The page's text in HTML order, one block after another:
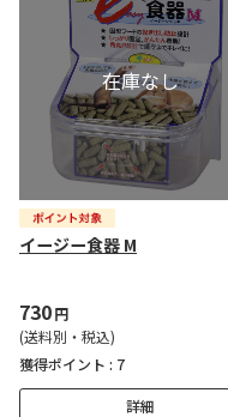
イージー食器 M
730円
(送料別・税込)
獲得ポイント : 7
詳細